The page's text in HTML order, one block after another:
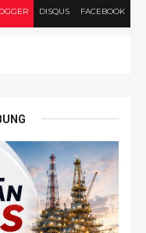
DISQUS FACEBOOK